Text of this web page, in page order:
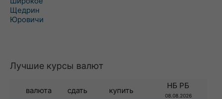
Щедрин
Юровичи
Лучшие курсы валют
валюта сдать купить
НБ РБ
08.08.2026